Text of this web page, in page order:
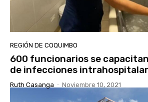
REGIÓN DE COQUIMBO
600 funcionarios se
de infecciones
Ruth Casanga - Noviembre 10, 2021